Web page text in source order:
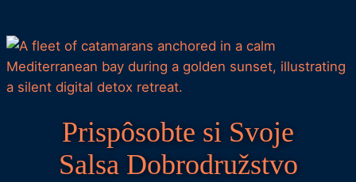
Prispôsobte si Svoje
Salsa Dobrodružstvo